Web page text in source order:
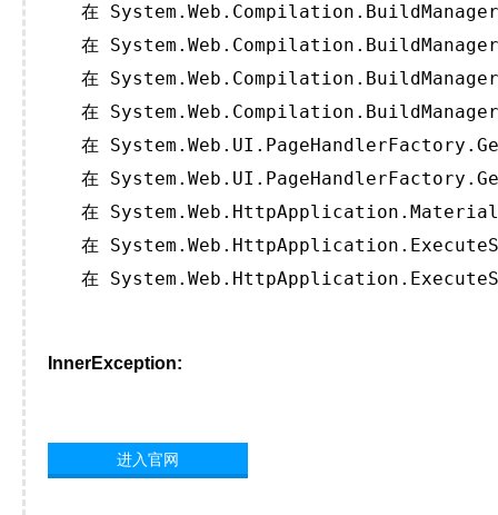
在
在
在
在
在
在
在
在
在
InnerException:
进入官网